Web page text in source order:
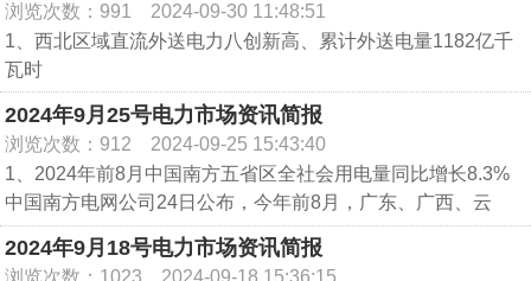
后，将有效指导解决分布式电源发展与电网容量不匹配等问
题，进一步提升风光发电并网消纳能力。同时，该标准成功获
批立项标志着我国在分布式电源布局规划、电能质量管理等领
域的科研实力和技术创新能力走在了国际前列。
3、世界500兆瓦冲击式水电机组配水环管率先通过验收完工交
付
10月21日，由东方电气集团自主研制的世界500兆瓦冲击式水
电机组配水环管率先完工交付，标志着我国高水头、大容量冲
击式水电机组研制取得又一里程碑成果。
获取新能源指标1400兆瓦，换算下来每年可提供清洁电力23亿
千瓦时、节约标煤71万吨、减少二氧化碳排放190万吨。
2、徐大堡核电500千伏送出工程开工建设
由国网辽宁省电力有限公司投资建设的徐大堡核电500千伏送
出工程（一期）开工建设。徐大堡核电站规划建设6台百万千
瓦级压水堆核电机组，是辽宁“十四五”期间单体投资的清洁能
源项目之一。 该工程计划于2025年投运。
3、内蒙古全电压等级增量配电网项目并网运行
日前，内蒙古通辽市奈曼旗广星电网晨丰220千伏变电站顺利
工程并入电网，可满足装机容量约190万千瓦的可再生能源并
网需求。
近年来，宁河区聚焦绿色发展，大力发展以风电、光电等为代
表的清洁能源产业，加大力度开发新能源全产业链。今年1-8
月，天津累计服务166.65万千瓦新能源项目并网，同比增长
12.28%。
2、青海750千伏西宁变电站启动断路器增容改造工程
程正式启动，此项工程计划分3个阶段进行，自今年10月初开
浏览次数：991 2024-09-30 11:48:51
1、西北区域直流外送电力八创新高、累计外送电量1182亿千
瓦时
2024年迎峰度夏期间，在西北电网用电负荷六创夏季新高、同
比增长4.24%的形势下，西北能源监管局成功应对三轮高温负
荷冲击，能源电力运行保持平稳；直流外送电力八创新高、累
计外送电量1182亿千瓦时，有力支援“三华”及西南地区，圆满
实现了“保供应、促消纳、稳外送”目标。
一是周密安排部署迎峰度夏电力保供工作。西北能源监管局专
题研究部署保供工作，深入分析研判迎峰度夏电力供需形势，
2024年9月25号电力市场资讯简报
浏览次数：912 2024-09-25 15:43:40
1、2024年前8月中国南方五省区全社会用电量同比增长8.3%
中国南方电网公司24日公布，今年前8月，广东、广西、云
南、贵州、海南五省区全社会用电量11238亿千瓦时，同比增
长8.3%。新动能新优势的发展带动五省区电力消费保持较快增
2024年9月18号电力市场资讯简报